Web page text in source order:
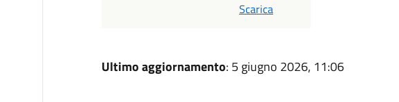
Scarica
Ultimo aggiornamento: 5 giugno 2026, 11:06